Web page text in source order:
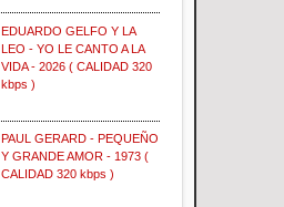
EDUARDO GELFO Y LA
LEO - YO LE CANTO A LA
VIDA - 2026 ( CALIDAD 320
kbps )
PAUL GERARD - PEQUEÑO
Y GRANDE AMOR - 1973 (
CALIDAD 320 kbps )